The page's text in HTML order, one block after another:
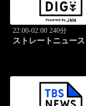
22:00-02:00 240分
ストレートニュース